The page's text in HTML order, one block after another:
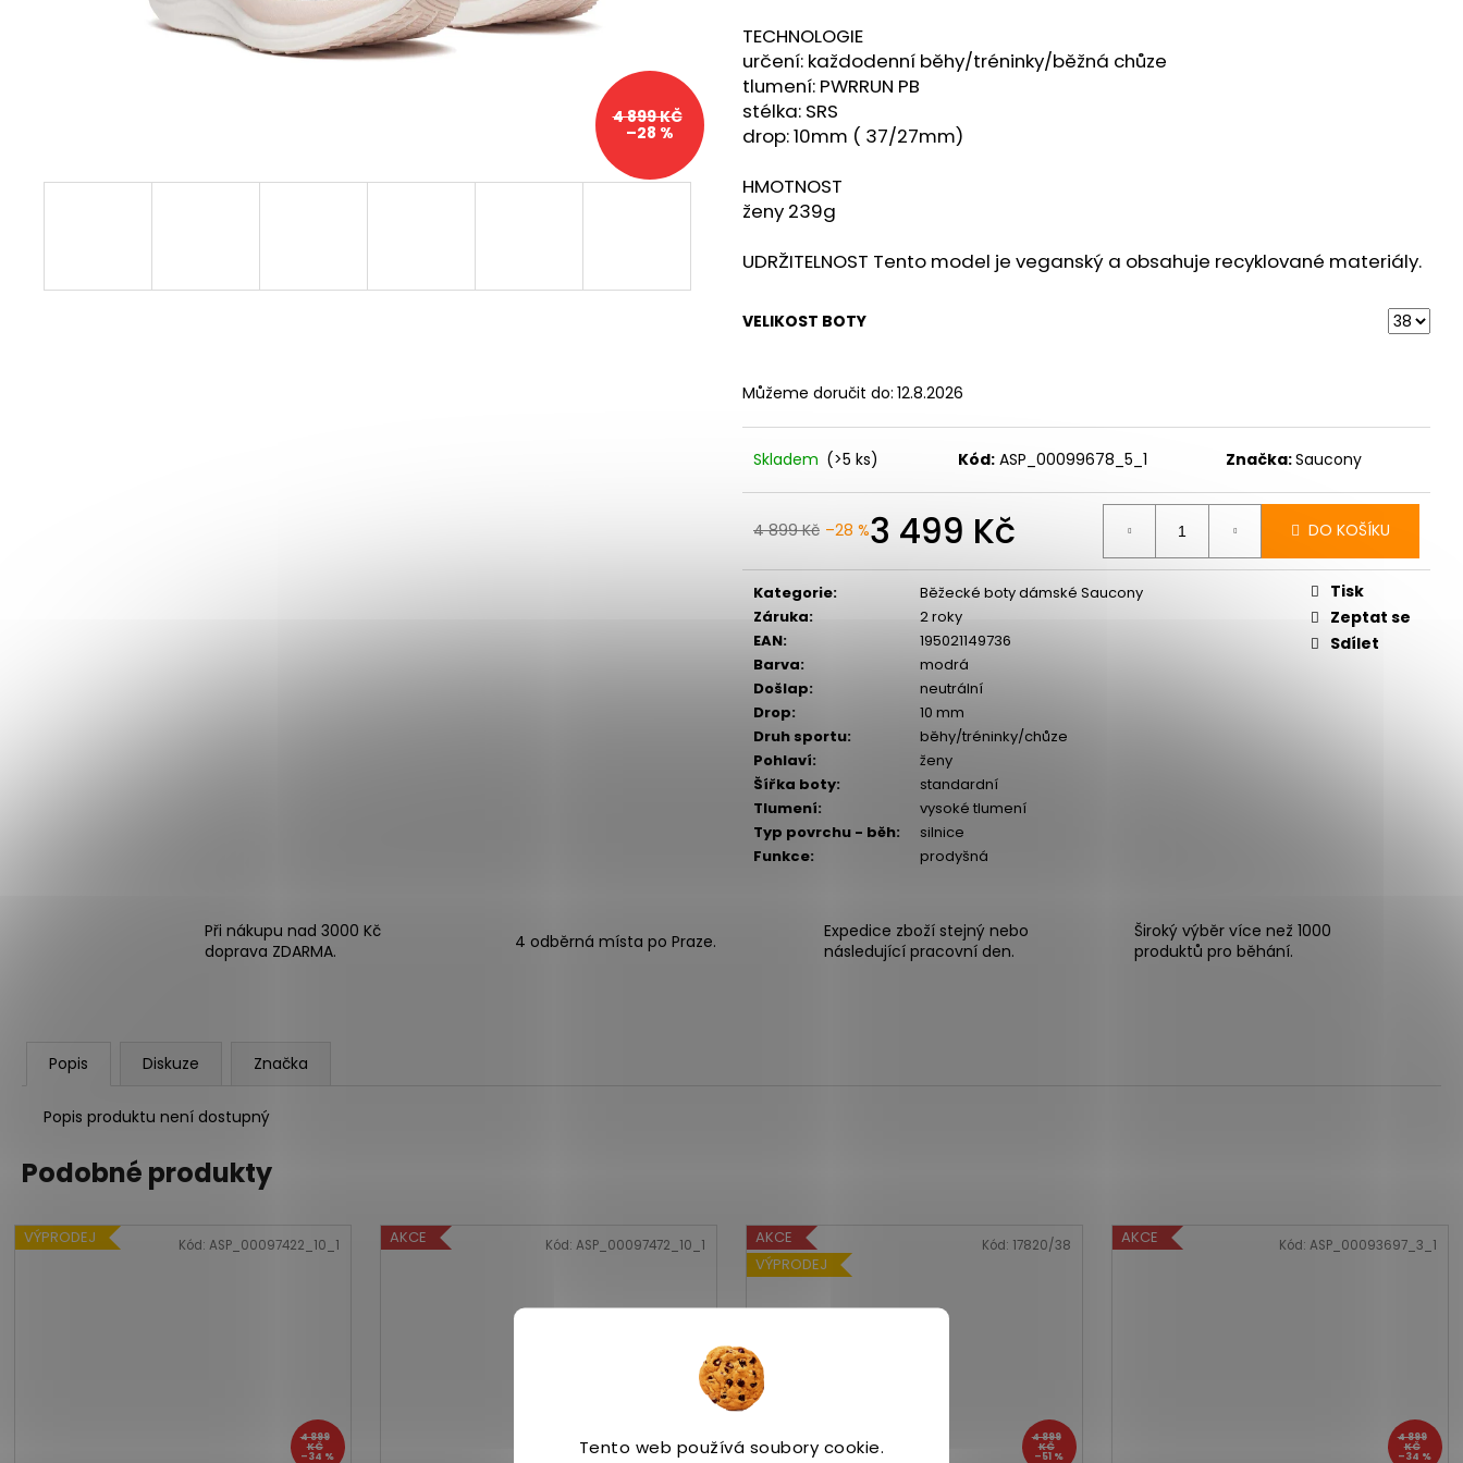
Tento web používá soubory cookie.
TECHNOLOGIE
určení: každodenní běhy/tréninky/běžná chůze
tlumení: PWRRUN PB
stélka: SRS
drop: 10mm ( 37/27mm)
HMOTNOST
ženy 239g
UDRŽITELNOST Tento model je veganský a obsahuje recyklované materiály.
VELIKOST BOTY
Můžeme doručit do: 12.8.2026
Skladem (>5 ks) Kód: ASP_00099678_5_1 Značka:Saucony
4 899 Kč –28 %3 499 Kč DO KOŠÍKU
Kategorie:
Běžecké boty dámské Saucony
Záruka:
2 roky
EAN:
195021149736
Barva:
modrá
Došlap:
neutrální
Drop:
10 mm
Druh sportu:
běhy/tréninky/chůze
Pohlaví:
ženy
Šířka boty:
standardní
Tlumení:
vysoké tlumení
Typ povrchu - běh:
silnice
Funkce: prodyšná
Tisk
Zeptat se
Sdílet
4 899 KČ
–28 %
Při nákupu nad 3000 Kč
doprava ZDARMA.
4 odběrná místa po Praze.
Expedice zboží stejný nebo
následující pracovní den.
Široký výběr více než 1000
produktů pro běhání.
Popis Diskuze Značka
Popis produktu není dostupný
Podobné produkty
VÝPRODEJ
4 899
KČ
–34 %
Kód: ASP_00097422_10_1 AKCE
KČ
–27 %
Kód: ASP_00097472_10_1
AKCE
VÝPRODEJ
4 899
KČ
–51 %
Kód: 17820/38 AKCE
4 899
KČ
–34 %
Kód: ASP_00093697_3_1
SAUCONY ENDORPHIN AZURA
VIZIRED/BLACK
BOTY CRAFT CTM ULTRA TRAIL - ŠEDÁ
1 599 Kč
2 999 Kč
Původně:4 299 Kč